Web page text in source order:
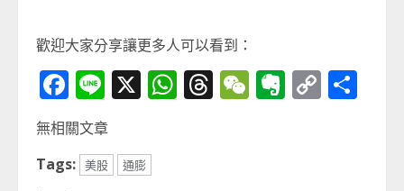
歡迎大家分享讓更多人可以看到：
Facebook
Line
X WhatsApp
Threads
WeChat
Evernote
Copy
無相關文章
Tags: 美股 通膨